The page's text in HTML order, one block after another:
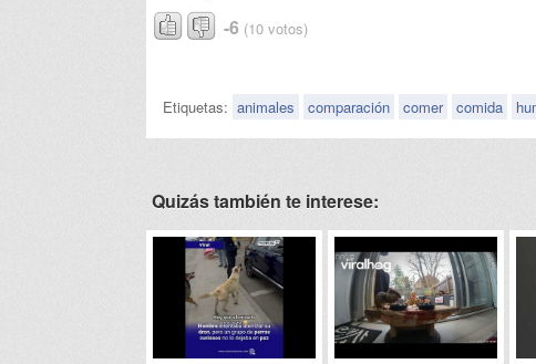
-6 (10 votos)
Etiquetas: animales comparación comer comida
Quizás también te interese: